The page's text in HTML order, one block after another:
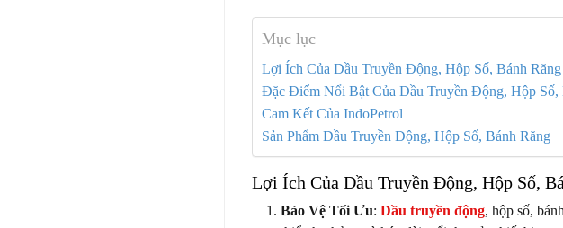
Mục lục
Lợi Ích Của Dầu Truyền Động, Hộp Số, Bánh
Đặc Điểm Nổi Bật Của Dầu Truyền Động, Hộp Số,
Cam Kết Của IndoPetrol
Sản Phẩm Dầu Truyền Động, Hộp Số, Bánh Răng
Lợi Ích Của Dầu Truyền Động, Hộp Số,
Bảo Vệ Tối Ưu: Dầu truyền động, hộp số,